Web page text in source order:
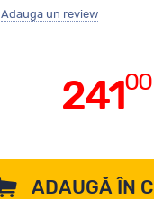
Adauga un review
24100
ADAUGĂ ÎN